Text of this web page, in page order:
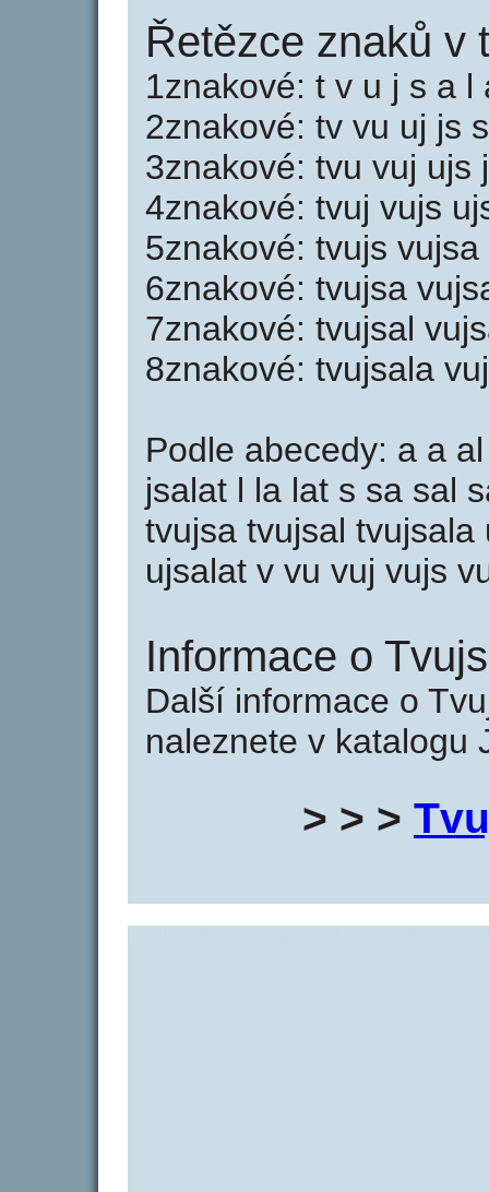
Řetězce znaků v
1znakové: t v u j s a l
2znakové: tv vu uj js
3znakové: tvu vuj ujs
4znakové: tvuj vujs
5znakové: tvujs
6znakové: tvujsa
7znakové: tvujsal
8znakové: tvujsala
Podle abecedy: a a
jsalat l la lat s sa sal
tvujsa tvujsal
ujsalat v vu vuj vujs
Informace o
Další informace o
naleznete v katalogu
> > >